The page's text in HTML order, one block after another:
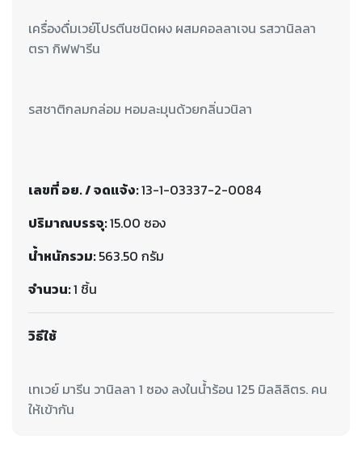
เครื่องดื่มเวย์โปรตีนชนิดผง ผสมคอลลาเจน รสวานิลลา
รสชาติกลมกล่อม หอมละมุนด้วยกลิ่นวนิลา
เลขที่ อย. / จดแจ้ง:13-1-03337-2-0084
ปริมาณบรรจุ:15.00 ซอง
น้ำหนักรวม:563.50 กรัม
จำนวน:1 ชิ้น
วิธีใช้
เทเวย์ มารีน วานิลลา 1 ซอง ลงในน้ำร้อน 125 มิลลิลิตร. คน